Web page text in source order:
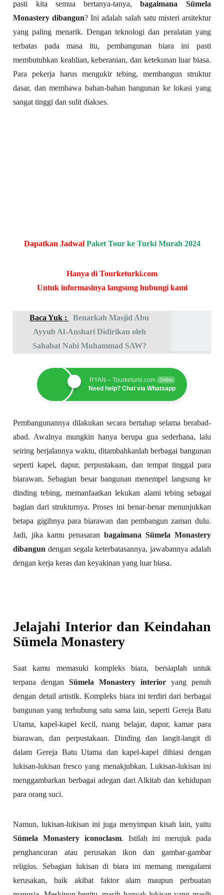
pasti kita semua bertanya-tanya,bagaimana Sümela
Monastery dibangun? Ini adalah salah satu misteri arsitektur
yang paling menarik. Dengan teknologi dan peralatan yang
terbatas pada masa itu, pembangunan biara ini pasti
membutuhkan keahlian, keberanian, dan ketekunan luar biasa.
Para pekerja harus mengukir tebing, membangun struktur
dasar, dan membawa bahan-bahan bangunan ke lokasi yang
sangat tinggi dan sulit diakses.
Dapatkan Jadwal Paket Tour ke Turki Murah 2024
Hanya di Tourketurki.com
Untuk informasinya langsung hubungi kami
Baca Yuk :
Benarkah Masjid Abu
Ayyub Al-Anshari Didirikan oleh
Sahabat Nabi Muhammad SAW?
RYAN – Tourketurki.com Online
Need help? Chat via Whatsapp
Pembangunannya dilakukan secara bertahap selama berabad-
abad. Awalnya mungkin hanya berupa gua sederhana, lalu
seiring berjalannya waktu, ditambahkanlah berbagai bangunan
seperti kapel, dapur, perpustakaan, dan tempat tinggal para
biarawan. Sebagian besar bangunan menempel langsung ke
dinding tebing, memanfaatkan lekukan alami tebing sebagai
bagian dari strukturnya. Proses ini benar-benar menunjukkan
betapa gigihnya para biarawan dan pembangun zaman dulu.
Jadi, jika kamu penasaran bagaimana Sümela Monastery
dibangun dengan segala keterbatasannya, jawabannya adalah
dengan kerja keras dan keyakinan yang luar biasa.
Jelajahi Interior dan Keindahan
Sümela Monastery
Saat kamu memasuki kompleks biara, bersiaplah untuk
terpana denganSümela Monastery interioryang penuh
dengan detail artistik. Kompleks biara ini terdiri dari berbagai
bangunan yang terhubung satu sama lain, seperti Gereja Batu
Utama, kapel-kapel kecil, ruang belajar, dapur, kamar para
biarawan, dan perpustakaan. Dinding dan langit-langit di
dalam Gereja Batu Utama dan kapel-kapel dihiasi dengan
lukisan-lukisan fresco yang menakjubkan. Lukisan-lukisan ini
menggambarkan berbagai adegan dari Alkitab dan kehidupan
para orang suci.
Namun, lukisan-lukisan ini juga menyimpan kisah lain, yaitu
Sümela Monastery iconoclasm. Istilah ini merujuk pada
penghancuran atau perusakan ikon dan gambar-gambar
religius. Sebagian lukisan di biara ini memang mengalami
kerusakan, baik akibat faktor alam maupun perbuatan